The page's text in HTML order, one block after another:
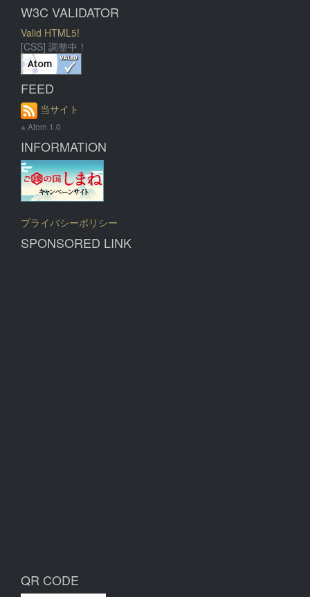
W3C VALIDATOR
Valid HTML5!
[CSS] 調整中！
FEED
当サイト
※ Atom 1.0
INFORMATION
プライバシーポリシー
SPONSORED LINK
QR CODE